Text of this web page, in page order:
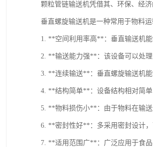
颗粒管链输送机凭借其、环保、经
垂直螺旋输送机是一种常用于物料
1. **空间利用率高**：垂直输送机
2. **输送能力强**：该设备可以处
3. **连续输送**：垂直螺旋输送机能
4. **结构简单**：设备结构相对简单
5. **物料损伤小**：由于物料在输
6. **密封性好**：多采用密封设计
7. **适用范围广**：广泛应用于食